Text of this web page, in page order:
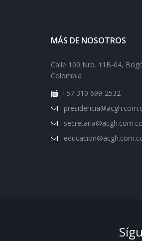
MÁS DE NOSOTROS
Calle 100 Nro. 11B-04,
Colombia
+57 310 699-2532
secretaria@acgh.com.co